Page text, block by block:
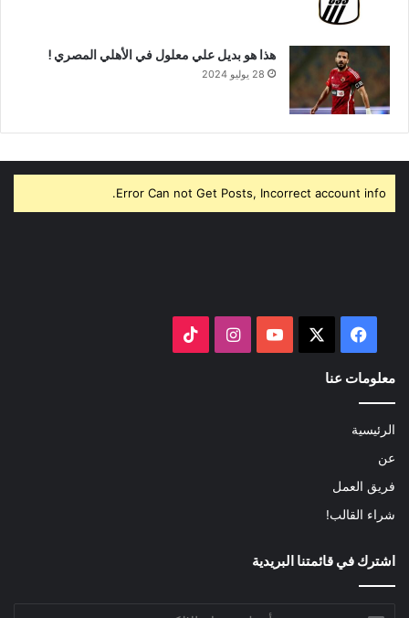
هذا هو بديل علي معلول في الأهلي المصري !
28 يوليو 2024
Error Can not Get Posts, Incorrect account info.
فيسبوك ‫YouTubeانستقرام
معلومات عنا
الرئيسية
عن
فريق العمل
شراء القالب!
اشترك في قائمتنا البريدية